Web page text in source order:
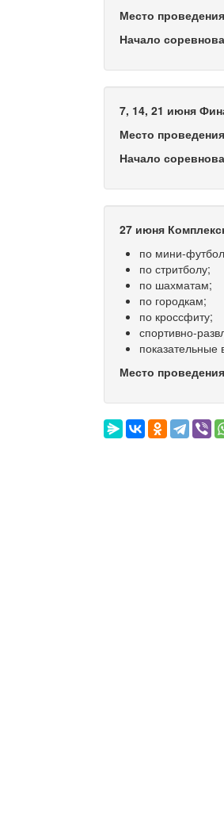
Место
Начало
7, 14, 21 июня
Место
Начало
27 июня
по мини-
по стритболу;
по шахматам;
по городкам;
по кроссфиту;
спортивно-
Место